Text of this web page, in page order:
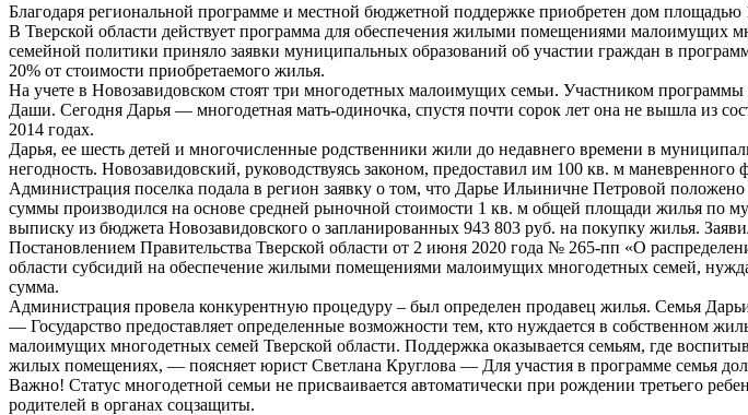
Благодаря региональной программе и местной бюджетной поддержке приобретен дом
В Тверской области действует программа для обеспечения жилыми помещениями малоимущих
семейной политики приняло заявки муниципальных образований об участии граждан в
20% от стоимости приобретаемого жилья.
На учете в Новозавидовском стоят три многодетных малоимущих семьи. Участником программы
Даши. Сегодня Дарья — многодетная мать-одиночка, спустя почти сорок лет она не вышла из
2014 годах.
Дарья, ее шесть детей и многочисленные родственники жили до недавнего времени в
негодность. Новозавидовский, руководствуясь законом, предоставил им 100 кв. м
Администрация поселка подала в регион заявку о том, что Дарье Ильиничне Петровой
суммы производился на основе средней рыночной стоимости 1 кв. м общей площади жилья по
выписку из бюджета Новозавидовского о запланированных 943 803 руб. на покупку жилья.
Постановлением Правительства Тверской области от 2 июня 2020 года № 265-пп «О
области субсидий на обеспечение жилыми помещениями малоимущих многодетных семей,
сумма.
Администрация провела конкурентную процедуру – был определен продавец жилья. Семья
— Государство предоставляет определенные возможности тем, кто нуждается в собственном
малоимущих многодетных семей Тверской области. Поддержка оказывается семьям, где
жилых помещениях, — поясняет юрист Светлана Круглова — Для участия в программе семья
Важно! Статус многодетной семьи не присваивается автоматически при рождении третьего
родителей в органах соцзащиты.